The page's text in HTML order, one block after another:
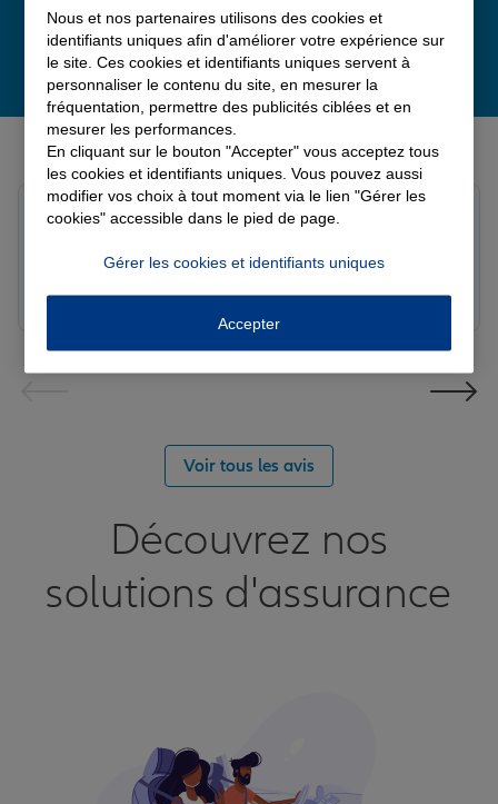
Derniers avis de nos agences Allianz
Le 07/08/2026 - Agence NANTERRE
Merci à Madi pour son écoute et ces conseils précieux.
Réactif et efficace le service impeccable
Yayaya M.
Voir tous les avis
Découvrez nos
solutions d'assurance
Nous et nos partenaires utilisons des cookies et
identifiants uniques afin d'améliorer votre expérience sur
le site. Ces cookies et identifiants uniques servent à
personnaliser le contenu du site, en mesurer la
fréquentation, permettre des publicités ciblées et en
mesurer les performances.
En cliquant sur le bouton "Accepter" vous acceptez tous
les cookies et identifiants uniques. Vous pouvez aussi
modifier vos choix à tout moment via le lien "Gérer les
cookies" accessible dans le pied de page.
Gérer les cookies et identifiants uniques
Accepter